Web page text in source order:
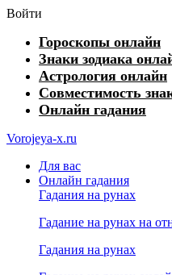
Войти
Гороскопы онлайн
Знаки зодиака
Астрология онлайн
Совместимость
Онлайн гадания
Vorojeya-x.ru
Для вас
Онлайн гадания
Гадания на рунах
Гадание на рунах на
Гадания на рунах